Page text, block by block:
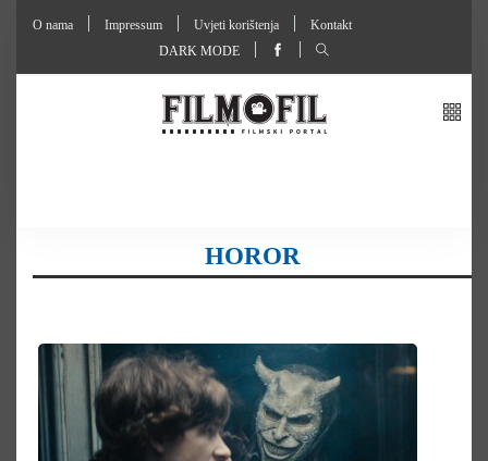
O nama Impressum Uvjeti korištenja
Kontakt
DARK MODE
HOROR